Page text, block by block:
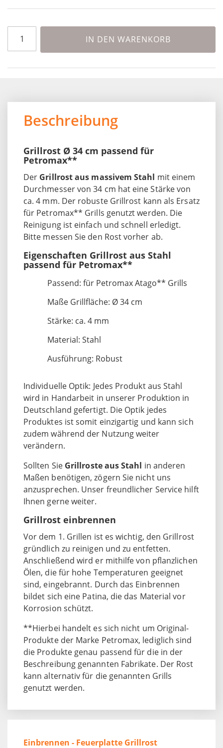
IN DEN WARENKORB
Beschreibung
Grillrost Ø 34 cm passend für
Petromax**
Der Grillrost aus massivem Stahl mit einem
Durchmesser von 34 cm hat eine Stärke von
ca. 4 mm. Der robuste Grillrost kann als Ersatz
für Petromax** Grills genutzt werden. Die
Reinigung ist einfach und schnell erledigt.
Bitte messen Sie den Rost vorher ab.
Eigenschaften Grillrost aus Stahl
passend für Petromax**
Passend: für Petromax Atago** Grills
Maße Grillfläche: Ø 34 cm
Stärke: ca. 4 mm
Material: Stahl
Ausführung: Robust
Individuelle Optik: Jedes Produkt aus Stahl
wird in Handarbeit in unserer Produktion in
Deutschland gefertigt. Die Optik jedes
Produktes ist somit einzigartig und kann sich
zudem während der Nutzung weiter
verändern.
Sollten Sie Grillroste aus Stahl in anderen
Maßen benötigen, zögern Sie nicht uns
anzusprechen. Unser freundlicher Service hilft
Ihnen gerne weiter.
Grillrost einbrennen
Vor dem 1. Grillen ist es wichtig, den Grillrost
gründlich zu reinigen und zu entfetten.
Anschließend wird er mithilfe von pflanzlichen
Ölen, die für hohe Temperaturen geeignet
sind, eingebrannt. Durch das Einbrennen
bildet sich eine Patina, die das Material vor
Korrosion schützt.
**Hierbei handelt es sich nicht um Original-
Produkte der Marke Petromax, lediglich sind
die Produkte genau passend für die in der
Beschreibung genannten Fabrikate. Der Rost
kann alternativ für die genannten Grills
genutzt werden.
Einbrennen - Feuerplatte Grillrost